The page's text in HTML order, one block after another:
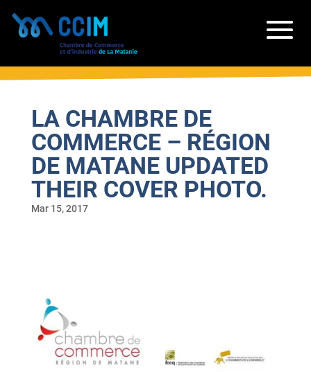
LA CHAMBRE DE
COMMERCE – RÉGION
DE MATANE UPDATED
THEIR COVER PHOTO.
Mar 15, 2017